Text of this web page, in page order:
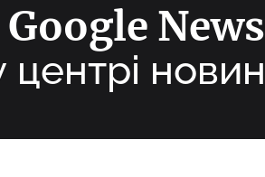
Google News
новин